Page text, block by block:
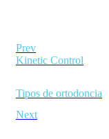
Prev
Kinetic Control
Tipos de ortodoncia
Next